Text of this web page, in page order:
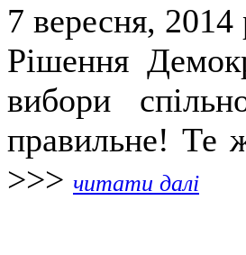
7 вересня, 2014
Рішення
вибори
правильне! Те
>>> читати далі